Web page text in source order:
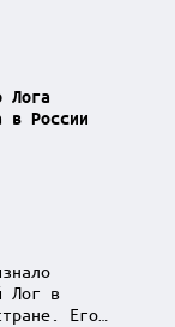
Лога
в России
Лог в
Его…